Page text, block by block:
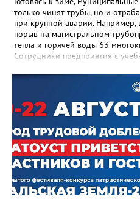
только чинят трубы, но и
при крупной аварии. Например,
порыв на магистральном
тепла и горячей воды 63
Сотрудники предприятия с
отметили и недочёты.
несвоевременно приняли
“перемерзания” общей домовой
многоквартирного дома,
ресурсоснабжающей
— сообщила начальник
Настенко. В следующий раз,
Госжилинспекции, службы
оперативно делиться
заинтересованными – от
потребителей.